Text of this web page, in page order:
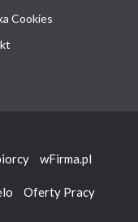
Cookies
wFirma.pl
Oferty Pracy